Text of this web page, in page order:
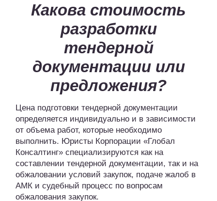
Какова стоимость
разработки
тендерной
документации или
предложения?
Цена подготовки тендерной документации
определяется индивидуально и в зависимости
от объема работ, которые необходимо
выполнить. Юристы Корпорации «Глобал
Консалтинг» специализируются как на
составлении тендерной документации, так и на
обжаловании условий закупок, подаче жалоб в
АМК и судебный процесс по вопросам
обжалования закупок.